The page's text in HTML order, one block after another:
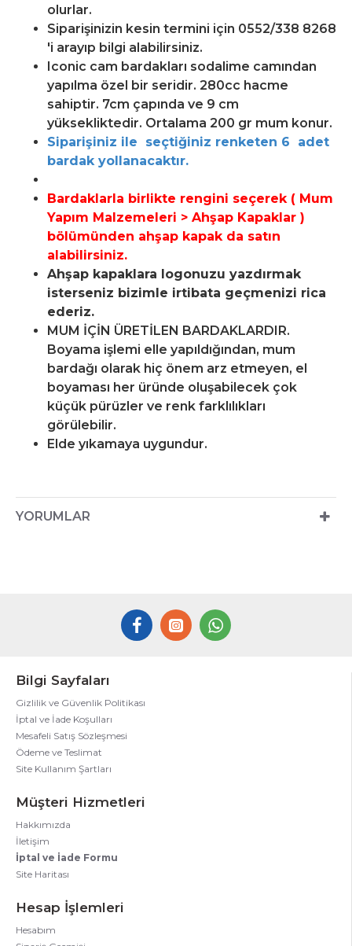
olurlar.
Siparişinizin kesin termini için 0552/338 8268
'i arayıp bilgi alabilirsiniz.
Iconic cam bardakları sodalime camından
yapılma özel bir seridir. 280cc hacme
sahiptir. 7cm çapında ve 9 cm
yüksekliktedir. Ortalama 200 gr mum konur.
Siparişiniz ile seçtiğiniz renketen 6 adet
bardak yollanacaktır.
Bardaklarla birlikte rengini seçerek ( Mum
Yapım Malzemeleri > Ahşap Kapaklar )
bölümünden ahşap kapak da satın
alabilirsiniz.
Ahşap kapaklara logonuzu yazdırmak
isterseniz bizimle irtibata geçmenizi rica
ederiz.
MUM İÇİN ÜRETİLEN BARDAKLARDIR.
Boyama işlemi elle yapıldığından, mum
bardağı olarak hiç önem arz etmeyen, el
boyaması her üründe oluşabilecek çok
küçük pürüzler ve renk farklılıkları
görülebilir.
Elde yıkamaya uygundur.
YORUMLAR
Bilgi Sayfaları
Gizlilik ve Güvenlik Politikası
İptal ve İade Koşulları
Mesafeli Satış Sözleşmesi
Ödeme ve Teslimat
Site Kullanım Şartları
Müşteri Hizmetleri
Hakkımızda
İletişim
İptal ve İade Formu
Site Haritası
Hesap İşlemleri
Hesabım